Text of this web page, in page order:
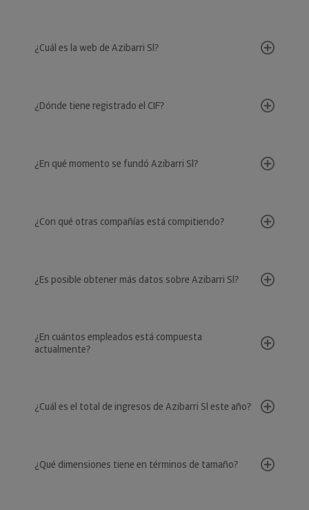
¿Cuál es la web de Azibarri Sl?
¿Dónde tiene registrado el CIF?
¿En qué momento se fundó Azibarri Sl?
¿Con qué otras compañías está compitiendo?
¿Es posible obtener más datos sobre Azibarri Sl?
¿En cuántos empleados está compuesta
actualmente?
¿Cuál es el total de ingresos de Azibarri Sl este año?
¿Qué dimensiones tiene en términos de tamaño?